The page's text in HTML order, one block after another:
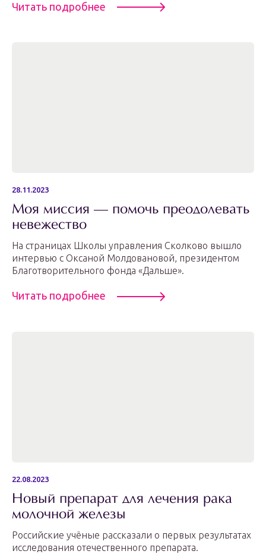
Читать подробнее
28.11.2023
Моя миссия — помочь преодолевать
невежество
На страницах Школы управления Сколково вышло
интервью с Оксаной Молдовановой, президентом
Благотворительного фонда «Дальше».
Читать подробнее
22.08.2023
Новый препарат для лечения рака
молочной железы
Российские учёные рассказали о первых результатах
исследования отечественного препарата.